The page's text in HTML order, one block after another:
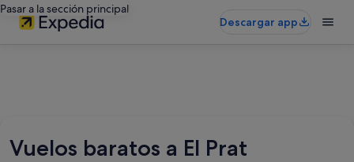
Pasar a la sección principal
Descargar app
Vuelos baratos a El Prat